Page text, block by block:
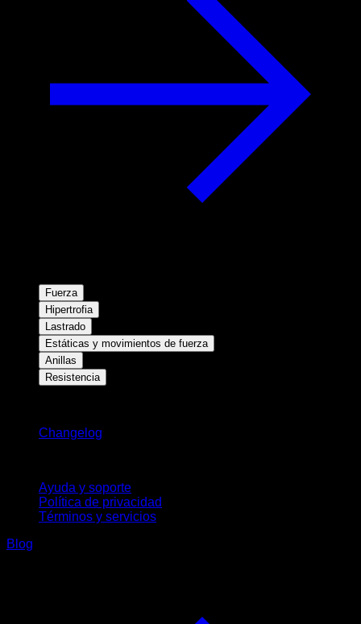
Fuerza
Hipertrofia
Lastrado
Estáticas y movimientos de fuerza
Anillas
Resistencia
Changelog
Ayuda y soporte
Política de privacidad
Términos y servicios
Blog